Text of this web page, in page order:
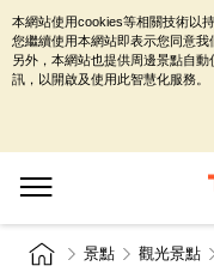
景點 觀光景點
本網站使用cookies等相關技術以
您繼續使用本網站即表示您同意我
另外，本網站也提供周邊景點自
訊，以開啟及使用此智慧化服務。